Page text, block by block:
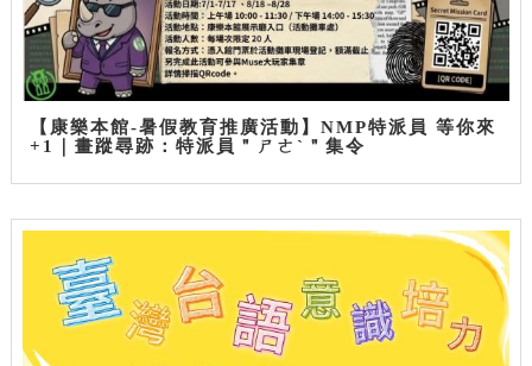
【康樂本館-暑假教育推廣活動】NMP特派員 等你來
+1｜畫蹤尋跡：特派員＂ㄕㄜˋ＂集令